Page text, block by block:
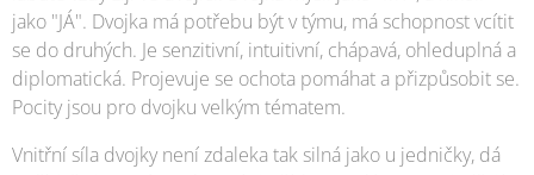
jako "JÁ". Dvojka má potřebu být v týmu, má schopnost vcítit
se do druhých. Je senzitivní, intuitivní, chápavá, ohleduplná a
diplomatická. Projevuje se ochota pomáhat a přizpůsobit se.
Pocity jsou pro dvojku velkým tématem.
Vnitřní síla dvojky není zdaleka tak silná jako u jedničky, dá